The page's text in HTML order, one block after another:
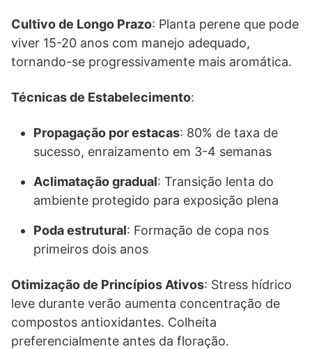
Cultivo de Longo Prazo: Planta perene que pode
viver 15-20 anos com manejo adequado,
tornando-se progressivamente mais aromática.
Técnicas de Estabelecimento:
Propagação por estacas: 80% de taxa de
sucesso, enraizamento em 3-4 semanas
Aclimatação gradual: Transição lenta do
ambiente protegido para exposição plena
Poda estrutural: Formação de copa nos
primeiros dois anos
Otimização de Princípios Ativos: Stress hídrico
leve durante verão aumenta concentração de
compostos antioxidantes. Colheita
preferencialmente antes da floração.